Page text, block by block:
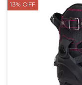
13% OFF